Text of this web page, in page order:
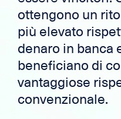
ottengono un
più elevato
denaro in banca
beneficiano di
vantaggiose
convenzionale.